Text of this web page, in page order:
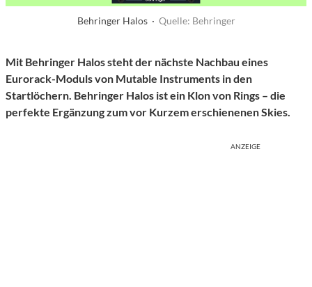
Behringer Halos · Quelle: Behringer
Mit Behringer Halos steht der nächste Nachbau eines
Eurorack-Moduls von Mutable Instruments in den
Startlöchern. Behringer Halos ist ein Klon von Rings – die
perfekte Ergänzung zum vor Kurzem erschienenen Skies.
ANZEIGE